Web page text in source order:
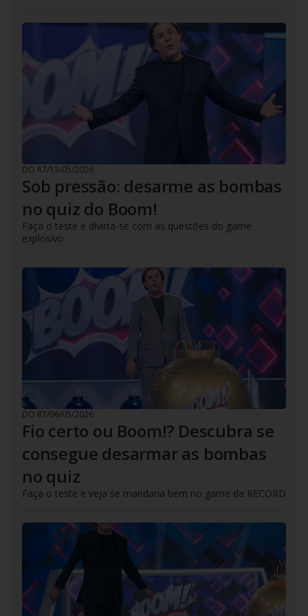
DO R7/13/05/2026
Sob pressão: desarme as bombas
no quiz do Boom!
Faça o teste e divirta-se com as questões do game
explosivo
DO R7/06/05/2026
Fio certo ou Boom!? Descubra se
consegue desarmar as bombas
no quiz
Faça o teste e veja se mandaria bem no game da RECORD